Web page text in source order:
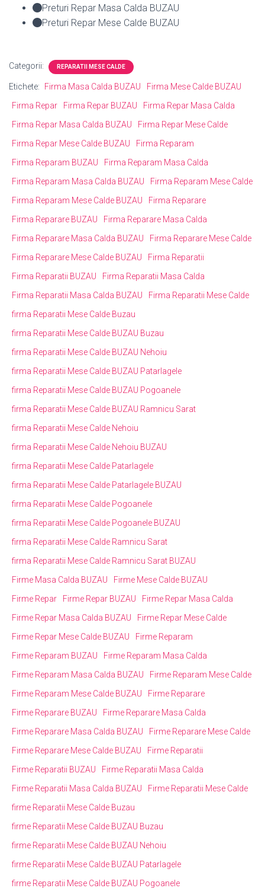
Preturi Repar Masa Calda BUZAU
Preturi Repar Mese Calde BUZAU
Categorii: REPARATII MESE CALDE
Etichete: Firma Masa Calda BUZAU
Firma Mese Calde BUZAU
Firma Repar
Firma Repar BUZAU
Firma Repar Masa Calda
Firma Repar Masa Calda BUZAU
Firma Repar Mese Calde
Firma Repar Mese Calde BUZAU
Firma Reparam
Firma Reparam BUZAU
Firma Reparam Masa Calda
Firma Reparam Masa Calda BUZAU
Firma Reparam Mese Calde
Firma Reparam Mese Calde BUZAU
Firma Reparare
Firma Reparare BUZAU
Firma Reparare Masa Calda
Firma Reparare Masa Calda BUZAU
Firma Reparare Mese Calde
Firma Reparare Mese Calde BUZAU
Firma Reparatii
Firma Reparatii BUZAU
Firma Reparatii Masa Calda
Firma Reparatii Masa Calda BUZAU
Firma Reparatii Mese Calde
firma Reparatii Mese Calde Buzau
firma Reparatii Mese Calde BUZAU Buzau
firma Reparatii Mese Calde BUZAU Nehoiu
firma Reparatii Mese Calde BUZAU Patarlagele
firma Reparatii Mese Calde BUZAU Pogoanele
firma Reparatii Mese Calde BUZAU Ramnicu Sarat
firma Reparatii Mese Calde Nehoiu
firma Reparatii Mese Calde Nehoiu BUZAU
firma Reparatii Mese Calde Patarlagele
firma Reparatii Mese Calde Patarlagele BUZAU
firma Reparatii Mese Calde Pogoanele
firma Reparatii Mese Calde Pogoanele BUZAU
firma Reparatii Mese Calde Ramnicu Sarat
firma Reparatii Mese Calde Ramnicu Sarat BUZAU
Firme Masa Calda BUZAU
Firme Mese Calde BUZAU
Firme Repar
Firme Repar BUZAU
Firme Repar Masa Calda
Firme Repar Masa Calda BUZAU
Firme Repar Mese Calde
Firme Repar Mese Calde BUZAU
Firme Reparam
Firme Reparam BUZAU
Firme Reparam Masa Calda
Firme Reparam Masa Calda BUZAU
Firme Reparam Mese Calde
Firme Reparam Mese Calde BUZAU
Firme Reparare
Firme Reparare BUZAU
Firme Reparare Masa Calda
Firme Reparare Masa Calda BUZAU
Firme Reparare Mese Calde
Firme Reparare Mese Calde BUZAU
Firme Reparatii
Firme Reparatii BUZAU
Firme Reparatii Masa Calda
Firme Reparatii Masa Calda BUZAU
Firme Reparatii Mese Calde
firme Reparatii Mese Calde Buzau
firme Reparatii Mese Calde BUZAU Buzau
firme Reparatii Mese Calde BUZAU Nehoiu
firme Reparatii Mese Calde BUZAU Patarlagele
firme Reparatii Mese Calde BUZAU Pogoanele